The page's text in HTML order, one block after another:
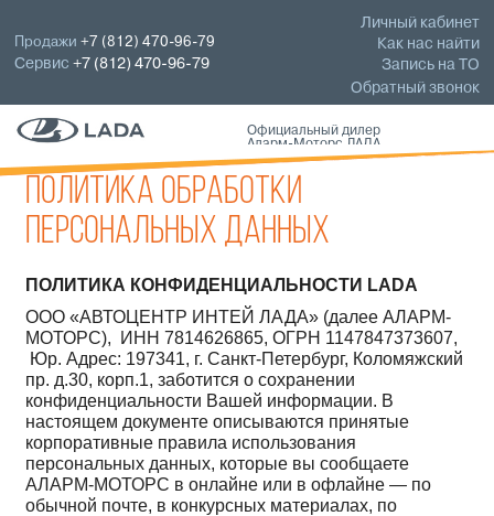
Личный кабинет
Как нас найти
Запись на ТО
Обратный звонок
Продажи+7 (812) 470-96-79
Сервис+7 (812) 470-96-79
Официальный дилер
Аларм-Моторс ЛАДА
Политика обработки
персональных данных
ПОЛИТИКА КОНФИДЕНЦИАЛЬНОСТИ LADA
ООО «АВТОЦЕНТР ИНТЕЙ ЛАДА» (далее АЛАРМ-
МОТОРС), ИНН 7814626865, ОГРН 1147847373607,
Юр. Адрес: 197341, г. Санкт-Петербург, Коломяжский
пр. д.30, корп.1, заботится о сохранении
конфиденциальности Вашей информации. В
настоящем документе описываются принятые
корпоративные правила использования
персональных данных, которые вы сообщаете
АЛАРМ-МОТОРС в онлайне или в офлайне — по
обычной почте, в конкурсных материалах, по